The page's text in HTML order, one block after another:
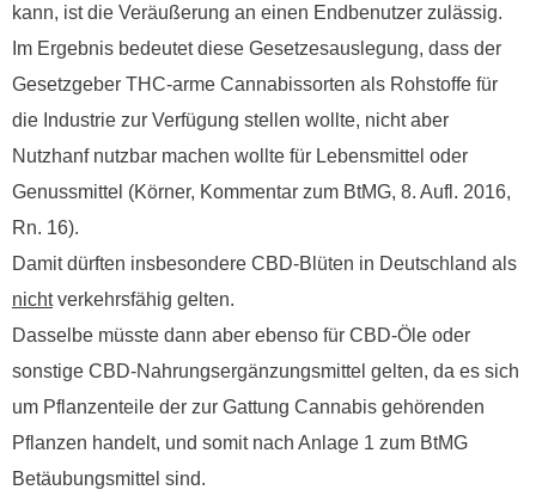
kann, ist die Veräußerung an einen Endbenutzer zulässig.
Im Ergebnis bedeutet diese Gesetzesauslegung, dass der
Gesetzgeber THC-arme Cannabissorten als Rohstoffe für
die Industrie zur Verfügung stellen wollte, nicht aber
Nutzhanf nutzbar machen wollte für Lebensmittel oder
Genussmittel (Körner, Kommentar zum BtMG, 8. Aufl. 2016,
Rn. 16).
Damit dürften insbesondere CBD-Blüten in Deutschland als
nichtverkehrsfähig gelten.
Dasselbe müsste dann aber ebenso für CBD-Öle oder
sonstige CBD-Nahrungsergänzungsmittel gelten, da es sich
um Pflanzenteile der zur Gattung Cannabis gehörenden
Pflanzen handelt, und somit nach Anlage 1 zum BtMG
Betäubungsmittel sind.